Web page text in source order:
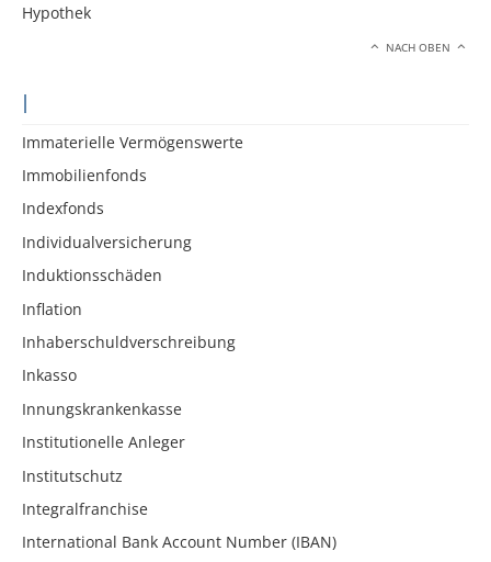
Hypothek
NACH OBEN
I
Immaterielle Vermögenswerte
Immobilienfonds
Indexfonds
Individualversicherung
Induktionsschäden
Inflation
Inhaberschuldverschreibung
Inkasso
Innungskrankenkasse
Institutionelle Anleger
Institutschutz
Integralfranchise
International Bank Account Number (IBAN)